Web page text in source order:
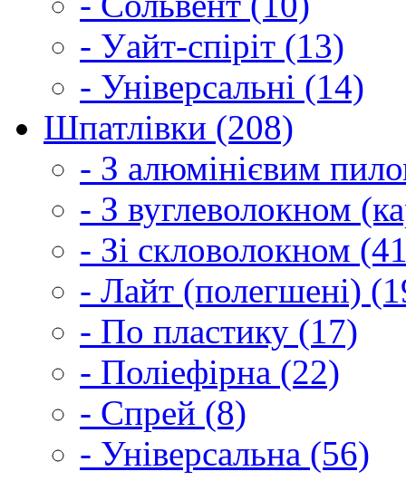
- Уайт-спіріт (13)
- Універсальні (14)
Шпатлівки (208)
- З алюмінієвим
- З вуглеволокном
- Зі скловолокном
- Лайт (полегшені)
- По пластику (17)
- Поліефірна (22)
- Спрей (8)
- Універсальна (56)